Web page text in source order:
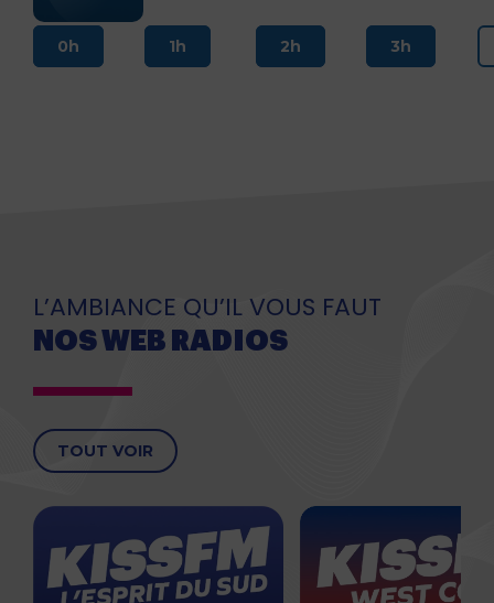
0h 1h 2h 3h
L’AMBIANCE QU’IL VOUS FAUT
NOS WEB RADIOS
TOUT VOIR